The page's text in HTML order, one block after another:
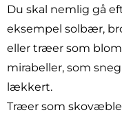
Du skal nemlig gå
eksempel solbær,
eller træer som
mirabeller, som
lækkert.
Træer som